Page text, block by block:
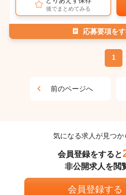
後でまとめてみる
応募要項を
1
前のページへ
気になる求人が見つか
会員登録をすると
非公開求人を閲
会員登録する